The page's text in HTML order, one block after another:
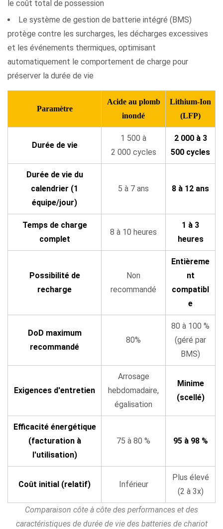
(plomb-
acide)
4.2
Opportunité
et
charge
Ion)
5
Signes
qu’une
batterie
chariot
élévateur
vie
pour
la
de
du
chariot
élévateur
le coût total de possession
Le système de gestion de batterie intégré (BMS)
protège contre les surcharges, les décharges excessives
et les événements thermiques, optimisant
automatiquement le comportement de charge pour
préserver la durée de vie
Comparaison côte à côte des performances et des
caractéristiques de durée de vie des batteries de chariot
Paramètre
Acide au plomb
inondé
Lithium-Ion
(LFP)
Durée de vie
1 500 à
2 000 cycles
2 000 à 3
500 cycles
Durée de vie du
calendrier (1
équipe/jour)
5 à 7 ans 8 à 12 ans
Temps de charge
complet
8 à 10 heures
1 à 3
heures
Possibilité de
recharge
Non
recommandé
Entièreme
nt
compatibl
e
DoD maximum
recommandé
80%
80 à 100 %
(géré par
BMS)
Exigences d'entretien
Arrosage
hebdomadaire,
égalisation
Minime
(scellé)
Efficacité énergétique
(facturation à
l'utilisation)
75 à 80 % 95 à 98 %
Coût initial (relatif) Inférieur
Plus élevé
(2 à 3x)